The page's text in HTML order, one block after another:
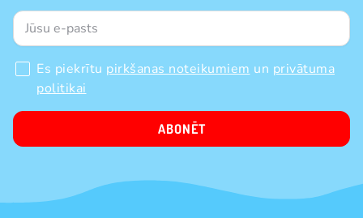
Es piekrītu pirkšanas noteikumiem un privātuma
politikai
ABONĒT